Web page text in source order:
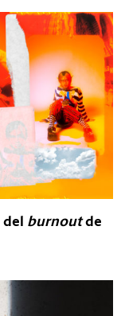
del burnoutde